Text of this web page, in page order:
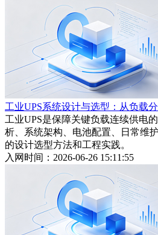
工业UPS系统设计与选型：从负载
工业UPS是保障关键负载连续供电
析、系统架构、电池配置、日常维
的设计选型方法和工程实践。
入网时间：2026-06-26 15:11:55